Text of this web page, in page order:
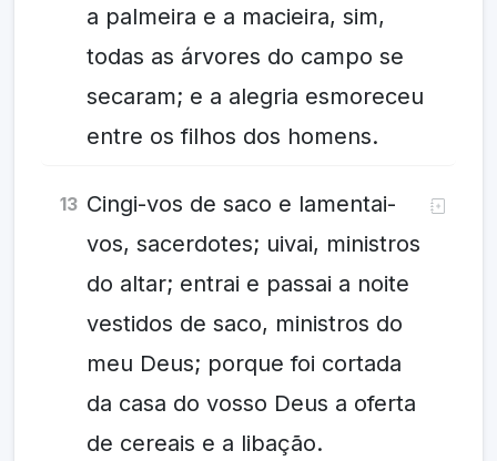
a palmeira e a macieira, sim,
todas as árvores do campo se
secaram; e a alegria esmoreceu
entre os filhos dos homens.
13 Cingi-vos de saco e lamentai-
vos, sacerdotes; uivai, ministros
do altar; entrai e passai a noite
vestidos de saco, ministros do
meu Deus; porque foi cortada
da casa do vosso Deus a oferta
de cereais e a libação.